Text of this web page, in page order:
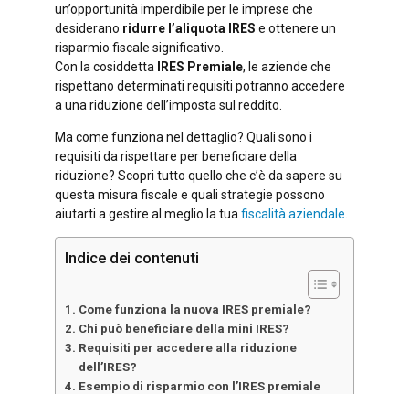
un’opportunità imperdibile per le imprese che
desiderano ridurre l’aliquota IRES e ottenere un
risparmio fiscale significativo.
Con la cosiddetta
IRES Premiale, le aziende che
rispettano determinati requisiti potranno accedere
a una riduzione dell’imposta sul reddito.
Ma come funziona nel dettaglio? Quali sono i
requisiti da rispettare per beneficiare della
riduzione? Scopri tutto quello che c’è da sapere su
questa misura fiscale e quali strategie possono
aiutarti a gestire al meglio la tua fiscalità aziendale
Indice dei contenuti
Come funziona la nuova IRES premiale?
Chi può beneficiare della mini IRES?
Requisiti per accedere alla riduzione
dell’IRES?
Esempio di risparmio con l’IRES premiale